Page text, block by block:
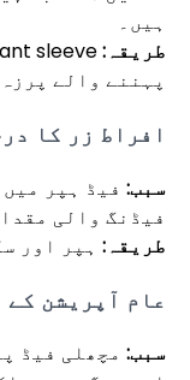
ہیں۔
طریقہ:
پہننے والے
افراط زر کا
سبب: فیڈ ہپر
فیڈنگ والی
طریقہ: ہپر اور
عام آپریشن
سبب: